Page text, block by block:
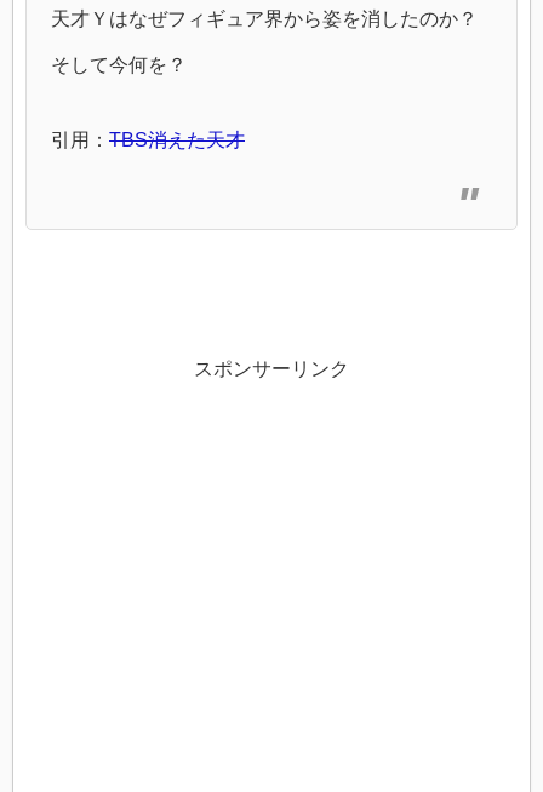
天才Ｙはなぜフィギュア界から姿を消したのか？
そして今何を？
引用： TBS消えた天才
スポンサーリンク